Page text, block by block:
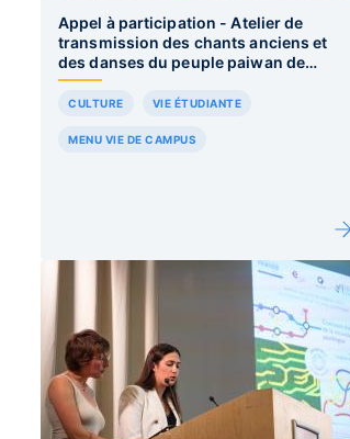
Appel à participation - Atelier de
transmission des chants anciens et
des danses du peuple paiwan de
Taïwan
CULTURE VIE ÉTUDIANTE
MENU VIE DE CAMPUS